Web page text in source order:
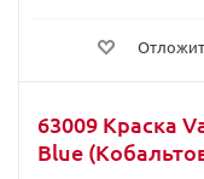
63009 Краска
Blue